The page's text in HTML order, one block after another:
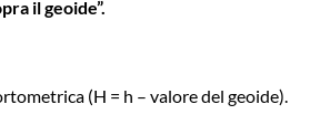
il geoide”.
(H = h – valore del geoide).